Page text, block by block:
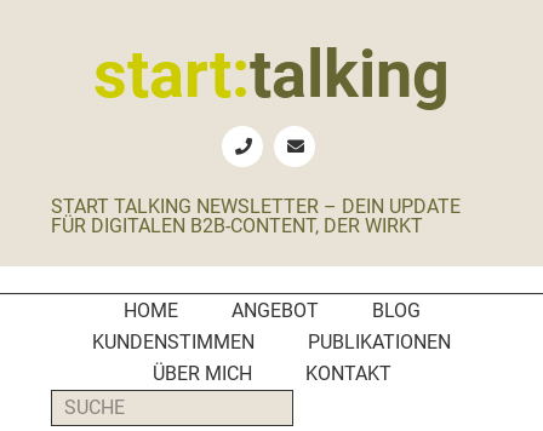
start:talking
B2B-
Social
Media
Manager
PR-
Agenturen
START TALKING NEWSLETTER – DEIN UPDATE
FÜR DIGITALEN B2B-CONTENT, DER WIRKT
HOME ANGEBOT
BLOG
KUNDENSTIMMEN
PUBLIKATIONEN
ÜBER MICH
KONTAKT
SUCHE